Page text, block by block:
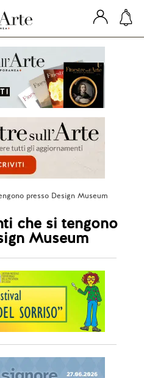
presso Design Museum
che si tengono
Museum